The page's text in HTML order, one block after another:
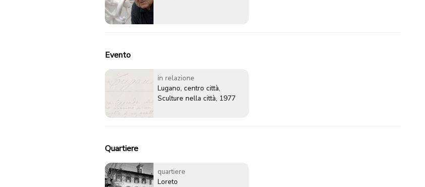
Evento
in relazione
Lugano, centro città,
Sculture nella città, 1977
Quartiere
quartiere
Loreto